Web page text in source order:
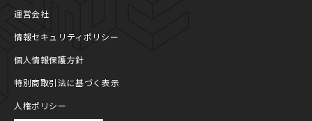
運営会社
情報セキュリティポリシー
個人情報保護方針
特別商取引法に基づく表示
人権ポリシー